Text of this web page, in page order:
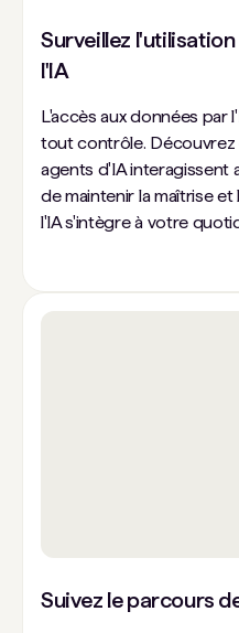
Surveillez
l'IA
L'accès aux données par
tout contrôle.
agents d'IA interagissent
de maintenir la maîtrise
l'IA s'intègre à votre
Suivez le parcours